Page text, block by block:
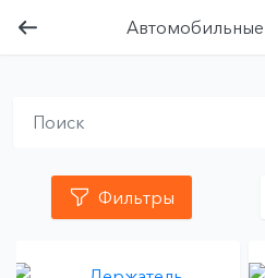
Фильтры